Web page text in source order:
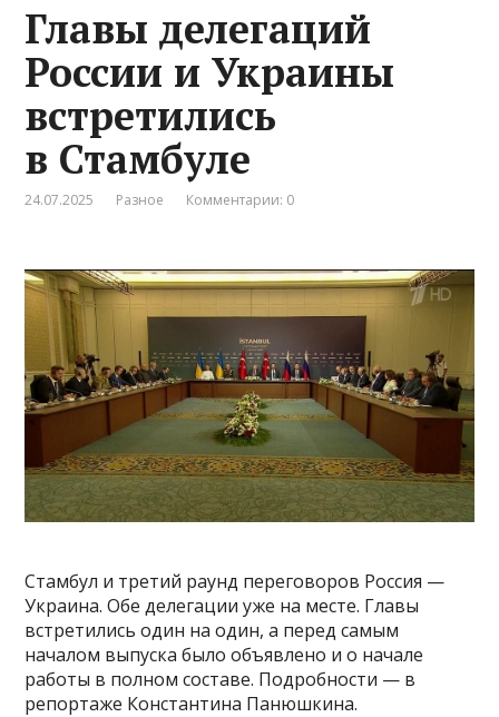
Главы делегаций
России и Украины
встретились
в Стамбуле
24.07.2025 Разное Комментарии: 0
Стамбул и третий раунд переговоров Россия —
Украина. Обе делегации уже на месте. Главы
встретились один на один, а перед самым
началом выпуска было объявлено и о начале
работы в полном составе. Подробности — в
репортаже Константина Панюшкина.